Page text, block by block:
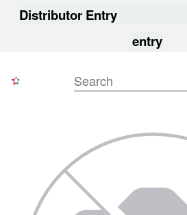
Distributor Entry
entry